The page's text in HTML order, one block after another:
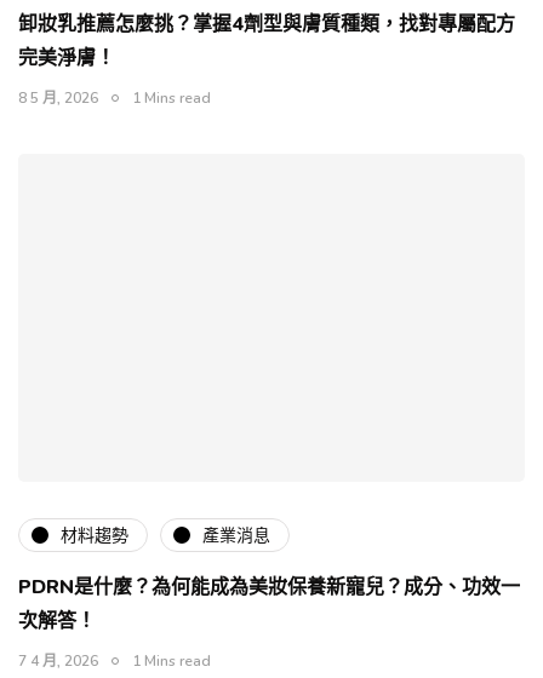
卸妝乳推薦怎麼挑？掌握4劑型與膚質種類，找對專屬配方
完美淨膚！
8 5 月, 2026 1 Mins read
材料趨勢 產業消息
PDRN是什麼？為何能成為美妝保養新寵兒？成分、功效一
次解答！
7 4 月, 2026 1 Mins read